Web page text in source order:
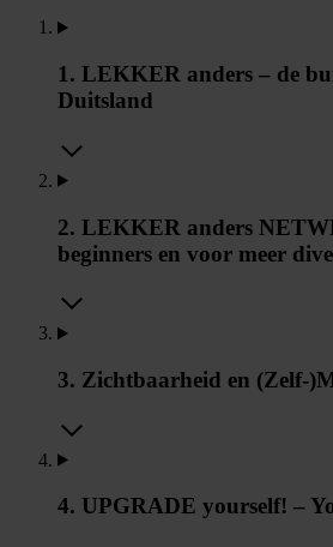
1. LEKKER anders – de
Duitsland
2. LEKKER anders
beginners en voor meer
3. Zichtbaarheid en (Zelf-
4. UPGRADE yourself! –